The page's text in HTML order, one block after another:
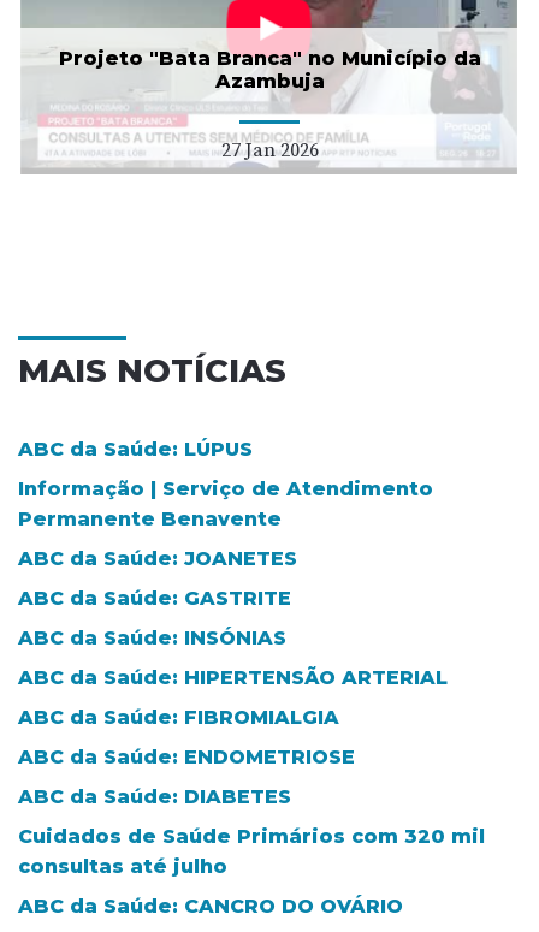
Projeto "Bata Branca" no Município da
Azambuja
27 Jan 2026
MAIS NOTÍCIAS
ABC da Saúde: LÚPUS
Informação | Serviço de Atendimento
Permanente Benavente
ABC da Saúde: JOANETES
ABC da Saúde: GASTRITE
ABC da Saúde: INSÓNIAS
ABC da Saúde: HIPERTENSÃO ARTERIAL
ABC da Saúde: FIBROMIALGIA
ABC da Saúde: ENDOMETRIOSE
ABC da Saúde: DIABETES
Cuidados de Saúde Primários com 320 mil
consultas até julho
ABC da Saúde: CANCRO DO OVÁRIO